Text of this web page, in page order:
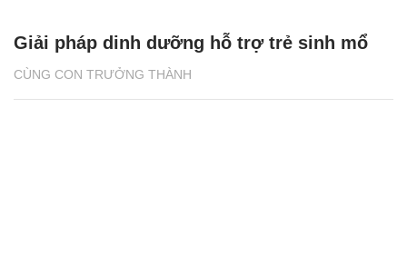
CÙNG CON TRƯỞNG THÀNH
Giải pháp dinh dưỡng hỗ trợ trẻ sinh mổ